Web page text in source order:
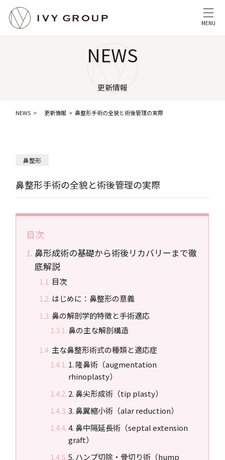
MENU
NEWS
更新情報
NEWS 更新情報 鼻整形手術の全貌と術後管理の実際
鼻整形
鼻整形手術の全貌と術後管理の実際
目次
鼻形成術の基礎から術後リカバリーまで徹
底解説
目次
はじめに：鼻整形の意義
鼻の解剖学的特徴と手術適応
鼻の主な解剖構造
主な鼻整形術式の種類と適応症
1. 隆鼻術（augmentation
rhinoplasty）
2. 鼻尖形成術（tip plasty）
3. 鼻翼縮小術（alar reduction）
4. 鼻中隔延長術（septal extension
graft）
5. ハンプ切除・骨切り術（hump